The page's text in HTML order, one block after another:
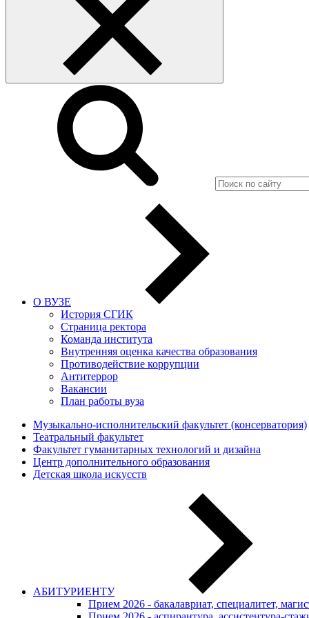
О ВУЗЕ
История СГИК
Страница ректора
Команда института
Внутренняя оценка качества образования
Противодействие коррупции
Антитеррор
Вакансии
План работы вуза
Музыкально-исполнительский факультет (консерватория)
Театральный факультет
Факультет гуманитарных технологий и дизайна
Центр дополнительного образования
Детская школа искусств
АБИТУРИЕНТУ
Прием 2026 - бакалавриат, специалитет,